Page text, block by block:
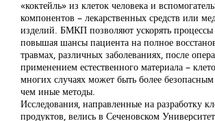
«коктейль» из клеток человека и
компонентов – лекарственных средств или
изделий. БМКП позволяют ускорять
повышая шансы пациента на полное
травмах, различных заболеваниях, после
применением естественного материала –
многих случаях может быть более
чем иные методы.
Исследования, направленные на разработку
продуктов, велись в Сеченовском